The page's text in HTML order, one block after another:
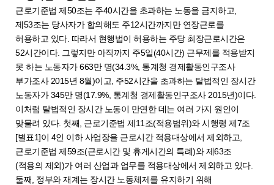
근로기준법 제50조는 주40시간을 초과하는 노동을 금지하고,
제53조는 당사자가 합의해도 주12시간까지만 연장근로를
허용하고 있다. 따라서 현행법이 허용하는 주당 최장근로시간은
52시간이다. 그렇지만 아직까지 주5일(40시간) 근무제를 적용받지
못 하는 노동자가 663만 명(34.3%, 통계청 경제활동인구조사
부가조사 2015년 8월)이고, 주52시간을 초과하는 탈법적인 장시간
노동자가 345만 명(17.9%, 통계청 경제활동인구조사 2015년)이다.
이처럼 탈법적인 장시간 노동이 만연한 데는 여러 가지 원인이
맞물려 있다. 첫째, 근로기준법 제11조(적용범위)와 시행령 제7조
[별표1]이 4인 이하 사업장을 근로시간 적용대상에서 제외하고,
근로기준법 제59조(근로시간 및 휴게시간의 특례)와 제63조
(적용의 제외)가 여러 산업과 업무를 적용대상에서 제외하고 있다.
둘째, 정부와 재계는 장시간 노동체제를 유지하기 위해